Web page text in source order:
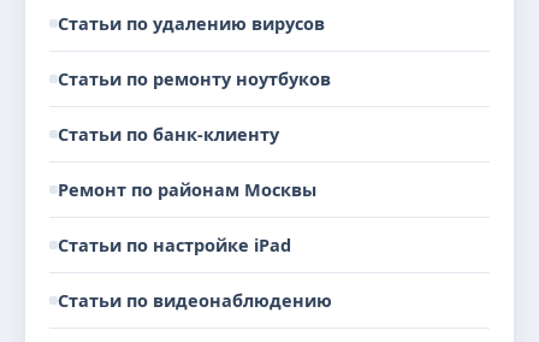
Статьи по удалению вирусов
Статьи по ремонту ноутбуков
Статьи по банк-клиенту
Ремонт по районам Москвы
Статьи по настройке iPad
Статьи по видеонаблюдению